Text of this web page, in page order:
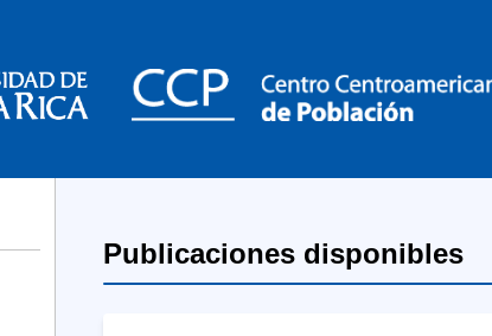
Publicaciones disponibles